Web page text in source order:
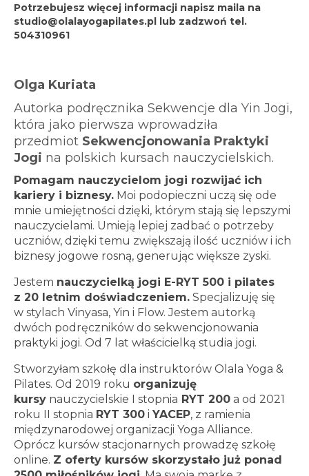
Potrzebujesz więcej informacji napisz maila na
studio@olalayogapilates.pl lub zadzwoń tel.
504310961
Olga Kuriata
Autorka podręcznika Sekwencje dla Yin Jogi,
która jako pierwsza wprowadziła
przedmiot Sekwencjonowania Praktyki
Jogi na polskich kursach nauczycielskich.
Pomagam nauczycielom jogi rozwijać ich
kariery i biznesy. Moi podopieczni uczą się ode
mnie umiejętności dzięki, którym stają się lepszymi
nauczycielami. Umieją lepiej zadbać o potrzeby
uczniów, dzięki temu zwiększają ilość uczniów i ich
biznesy jogowe rosną, generując większe zyski.
Jestem nauczycielką jogi E-RYT 500 i pilates
z 20 letnim doświadczeniem. Specjalizuję się
w stylach Vinyasa, Yin i Flow. Jestem autorką
dwóch podręczników do sekwencjonowania
praktyki jogi. Od 7 lat właścicielką studia jogi.
Stworzyłam szkołę dla instruktorów Olala Yoga &
Pilates. Od 2019 roku organizuję
kursy nauczycielskie I stopnia RYT 200 a od 2021
roku II stopnia RYT 300 i YACEP, z ramienia
międzynarodowej organizacji Yoga Alliance.
Oprócz kursów stacjonarnych prowadzę szkołę
online. Z oferty kursów skorzystało już ponad